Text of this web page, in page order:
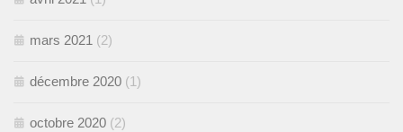
mars 2021 (2)
décembre 2020 (1)
octobre 2020 (2)